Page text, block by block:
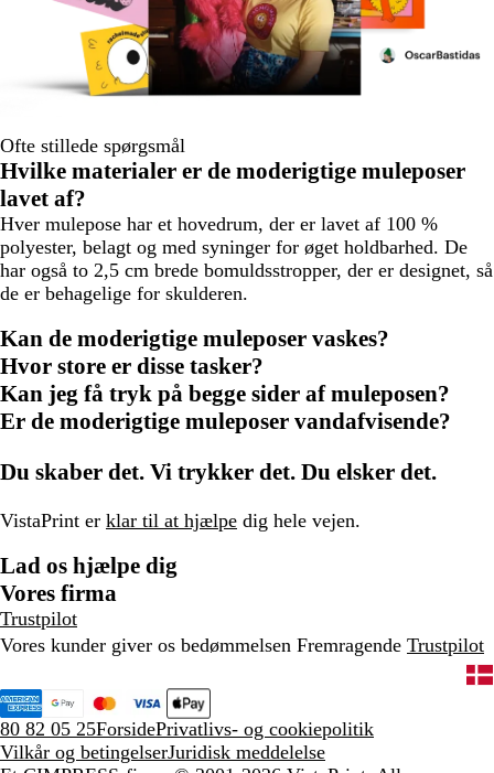
Ofte stillede spørgsmål
Hvilke materialer er de moderigtige muleposer
lavet af?
Hver mulepose har et hovedrum, der er lavet af 100 %
polyester, belagt og med syninger for øget holdbarhed. De
har også to 2,5 cm brede bomuldsstropper, der er designet, så
de er behagelige for skulderen.
Kan de moderigtige muleposer vaskes?
Hvor store er disse tasker?
Kan jeg få tryk på begge sider af muleposen?
Er de moderigtige muleposer vandafvisende?
Du skaber det. Vi trykker det. Du elsker det.
VistaPrint er klar til at hjælpe dig hele vejen.
Lad os hjælpe dig
Vores firma
Trustpilot
Vores kunder giver os bedømmelsen Fremragende Trustpilot
80 82 05 25ForsidePrivatlivs- og cookiepolitik
Vilkår og betingelserJuridisk meddelelse